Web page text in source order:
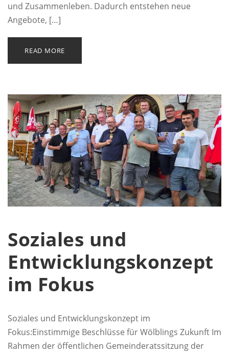
und Zusammenleben. Dadurch entstehen neue
Angebote, […]
READ MORE
Soziales und
Entwicklungskonzept
im Fokus
Soziales und Entwicklungskonzept im
Fokus:Einstimmige Beschlüsse für Wölblings Zukunft Im
Rahmen der öffentlichen Gemeinderatssitzung der